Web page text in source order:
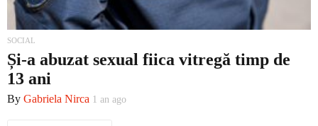
Economic
Contact
SOCIAL
Și-a abuzat sexual fiica vitregă timp de
13 ani
By Gabriela Nirca 1 an ago